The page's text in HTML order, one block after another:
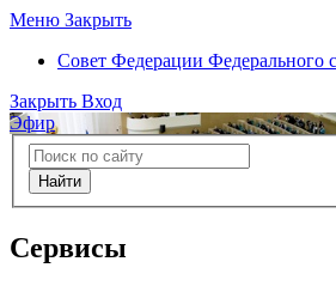
Меню Закрыть
Совет Федерации Федерального
Закрыть Вход
Эфир
Найти
Сервисы